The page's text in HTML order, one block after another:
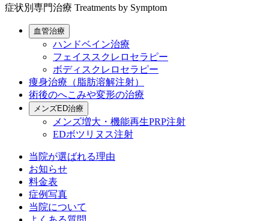
症状別専門治療 Treatments by Symptom
血管治療
ハンドベイン治療
フェイススクレロセラピー
ボディスクレロセラピー
痩身治療（脂肪溶解注射）
術後のへこみや変形の治療
メンズED治療
メンズ増大・機能再生PRP注射
EDボツリヌス注射
当院が選ばれる理由
お知らせ
料金表
症例写真
当院について